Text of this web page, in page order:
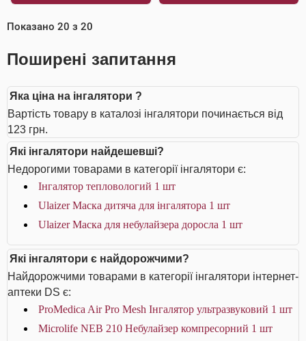
Показано 20 з 20
Поширені запитання
Яка ціна на інгалятори ?
Вартість товару в каталозі інгалятори починається від
123 грн.
Які інгалятори найдешевші?
Недорогими товарами в категорії інгалятори є:
Інгалятор тепловологий 1 шт
Ulaizer Маска дитяча для інгалятора 1 шт
Ulaizer Маска для небулайзера доросла 1 шт
Які інгалятори є найдорожчими?
Найдорожчими товарами в категорії інгалятори інтернет-
аптеки DS є:
ProMedica Air Pro Mesh Інгалятор ультразвуковий 1 шт
Microlife NEB 210 Небулайзер компресорний 1 шт